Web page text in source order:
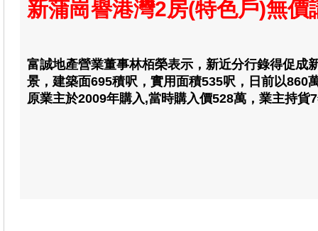
新蒲崗譽港灣2房(特色戶)無價
富誠地產營業董事林栢榮表示， 新近分行錄得促成
景，建築面695積呎， 實用面積535呎，日前以860
原業主於2009年購入,當時購入價528萬，業主持貨